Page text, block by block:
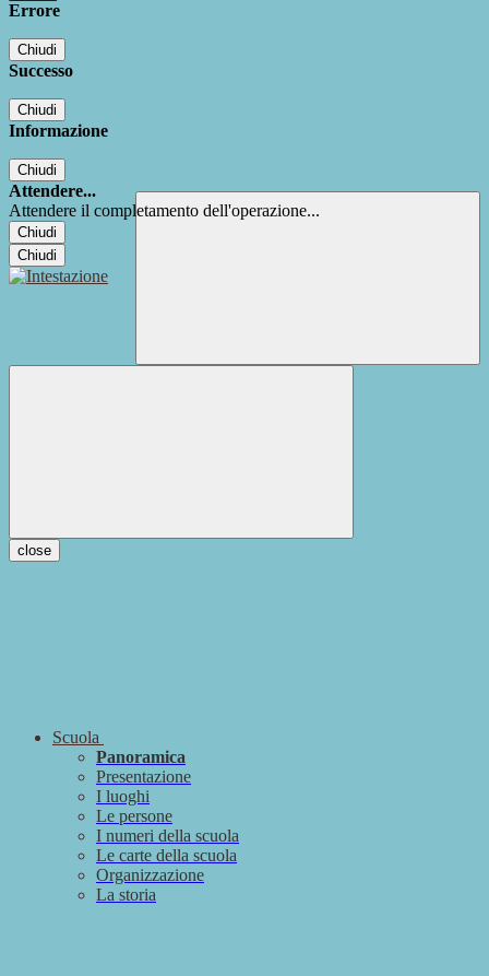
Errore
Chiudi
Successo
Chiudi
Informazione
Chiudi
Attendere...
Attendere il completamento dell'operazione...
Chiudi
Chiudi
close
Scuola
Panoramica
Presentazione
I luoghi
Le persone
I numeri della scuola
Le carte della scuola
Organizzazione
La storia